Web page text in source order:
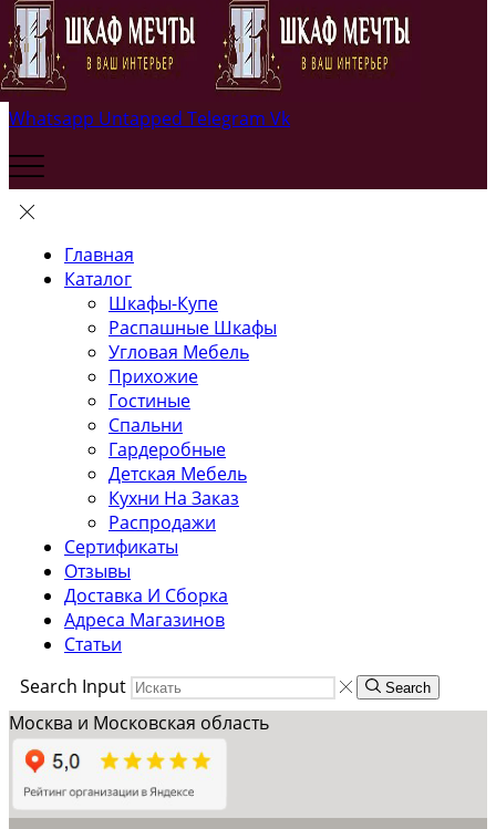
Whatsapp Untapped Telegram Vk
Главная
Каталог
Шкафы-Купе
Распашные Шкафы
Угловая Мебель
Прихожие
Гостиные
Спальни
Гардеробные
Детская Мебель
Кухни На Заказ
Распродажи
Сертификаты
Отзывы
Доставка И Сборка
Адреса Магазинов
Статьи
Search Input
Search
Москва и Московская область